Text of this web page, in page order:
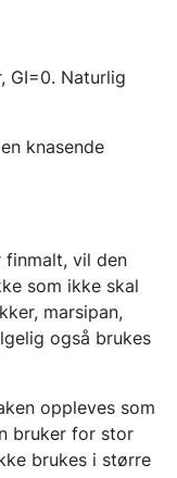
GI=0. Naturlig
knasende
finmalt, vil den
som ikke skal
marsipan,
også brukes
oppleves som
bruker for stor
brukes i større